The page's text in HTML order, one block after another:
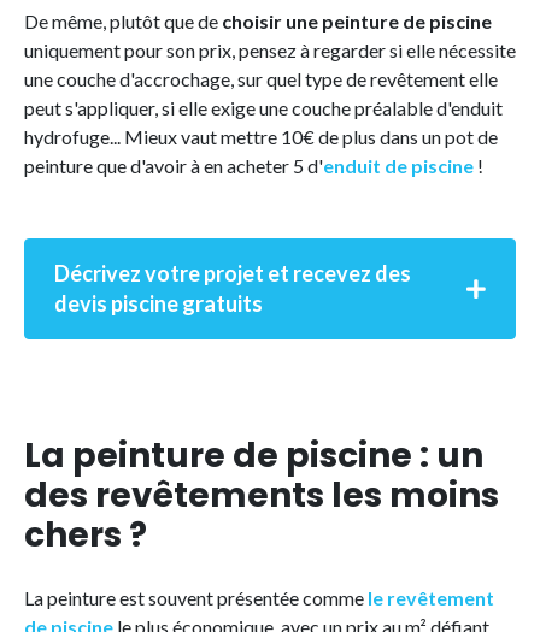
De même, plutôt que de choisir une peinture de piscine
uniquement pour son prix, pensez à regarder si elle nécessite
une couche d'accrochage, sur quel type de revêtement elle
peut s'appliquer, si elle exige une couche préalable d'enduit
hydrofuge... Mieux vaut mettre 10€ de plus dans un pot de
peinture que d'avoir à en acheter 5 d'enduit de piscine !
Décrivez votre projet et recevez des
devis piscine gratuits
La peinture de piscine : un
des revêtements les moins
chers ?
La peinture est souvent présentée comme le revêtement
de piscine le plus économique, avec un prix au m² défiant